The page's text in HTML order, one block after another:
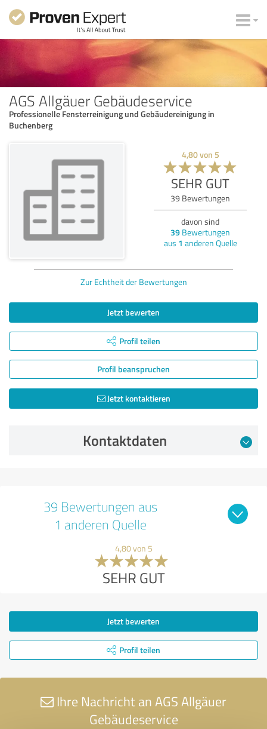
AGS Allgäuer Gebäudeservice
Professionelle Fensterreinigung und Gebäudereinigung in
Buchenberg
4,80von 5
SEHR GUT
39 Bewertungen
davon sind
39 Bewertungen
aus 1 anderen Quelle
Zur Echtheit der Bewertungen
Jetzt bewerten
Profil teilen
Profil beanspruchen
Jetzt kontaktieren
Kontaktdaten
39 Bewertungen aus
1 anderen Quelle
4,80 von 5
SEHR GUT
Jetzt bewerten
Profil teilen
Ihre Nachricht an AGS Allgäuer
Gebäudeservice